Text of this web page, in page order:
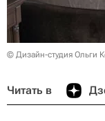
© Дизайн-студия Ольги
Читать в